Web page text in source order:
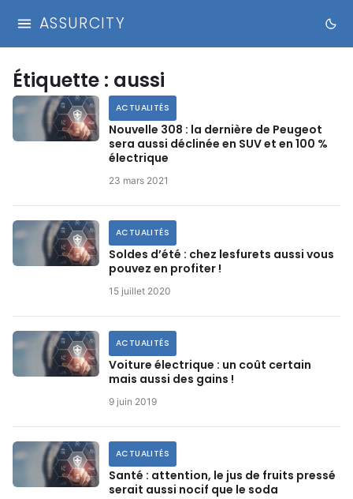
ASSURCITY
Étiquette : aussi
ACTUALITÉS
Nouvelle 308 : la dernière de Peugeot
sera aussi déclinée en SUV et en 100 %
électrique
23 mars 2021
ACTUALITÉS
Soldes d’été : chez lesfurets aussi vous
pouvez en profiter !
15 juillet 2020
ACTUALITÉS
Voiture électrique : un coût certain
mais aussi des gains !
9 juin 2019
ACTUALITÉS
Santé : attention, le jus de fruits pressé
serait aussi nocif que le soda